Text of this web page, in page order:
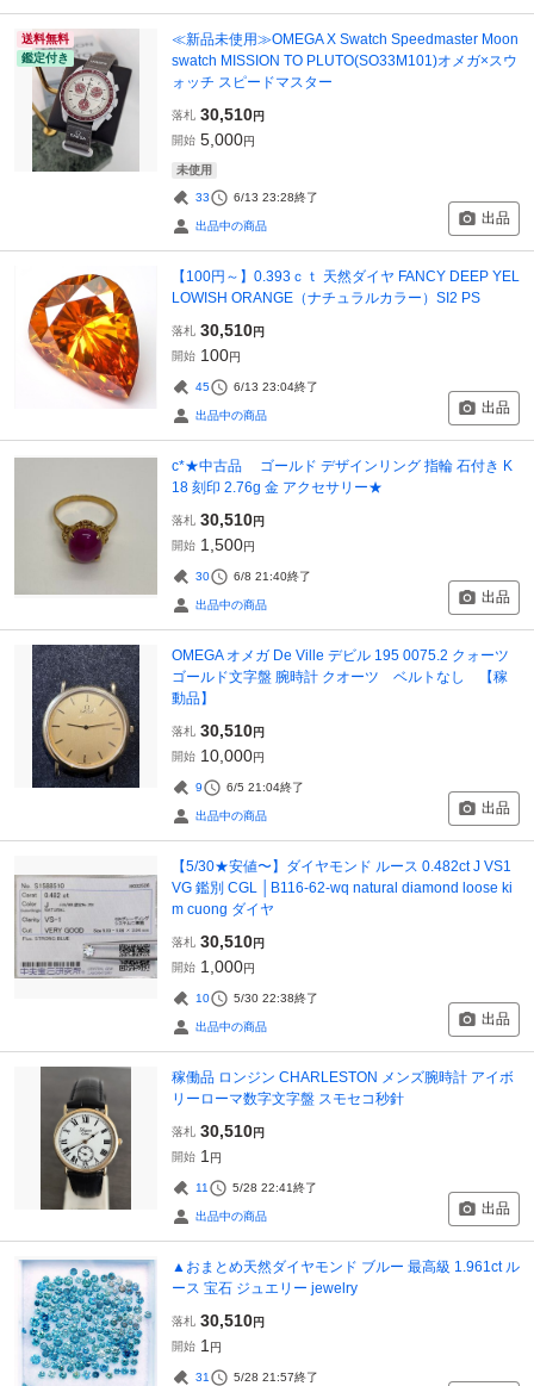
送料無料
鑑定付き
≪新品未使用≫OMEGA X Swatch Speedmaster Moon
swatch MISSION TO PLUTO(SO33M101)オメガ×スウ
ォッチ スピードマスター
落札 30,510円
開始 5,000円
未使用
33 6/13 23:28終了
出品中の商品 出品
【100円～】0.393ｃｔ 天然ダイヤ FANCY DEEP YEL
LOWISH ORANGE（ナチュラルカラー）SI2 PS
落札 30,510円
開始 100円
45 6/13 23:04終了
出品中の商品 出品
c*★中古品 ゴールド デザインリング 指輪 石付き K
18 刻印 2.76g 金 アクセサリー★
落札 30,510円
開始 1,500円
30 6/8 21:40終了
出品中の商品 出品
OMEGA オメガ De Ville デビル 195 0075.2 クォーツ
ゴールド文字盤 腕時計 クオーツ ベルトなし 【稼
動品】
落札 30,510円
開始 10,000円
9 6/5 21:04終了
出品中の商品 出品
【5/30★安値〜】ダイヤモンド ルース 0.482ct J VS1
VG 鑑別 CGL │B116-62-wq natural diamond loose ki
m cuong ダイヤ
落札 30,510円
開始 1,000円
10 5/30 22:38終了
出品中の商品 出品
稼働品 ロンジン CHARLESTON メンズ腕時計 アイボ
リーローマ数字文字盤 スモセコ秒針
落札 30,510円
開始 1 円
11 5/28 22:41終了
出品中の商品 出品
▲おまとめ天然ダイヤモンド ブルー 最高級 1.961ct ル
ース 宝石 ジュエリー jewelry
落札 30,510円
開始 1 円
31 5/28 21:57終了